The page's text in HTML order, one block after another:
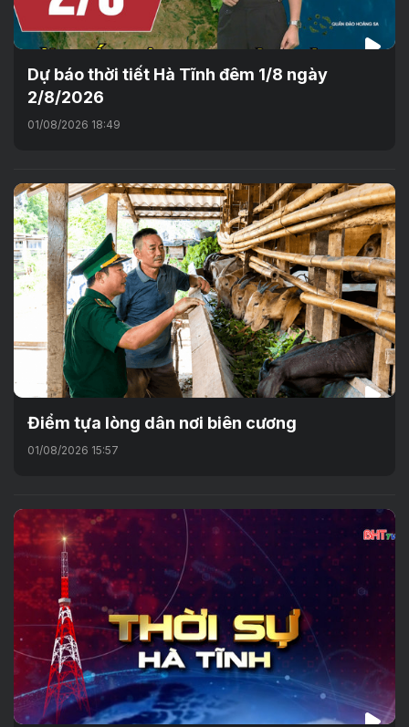
Dự báo thời tiết Hà Tĩnh đêm 1/8 ngày
2/8/2026
01/08/2026 18:49
Điểm tựa lòng dân nơi biên cương
01/08/2026 15:57